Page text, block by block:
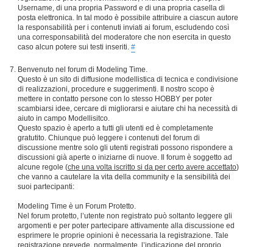
Username, di una propria Password e di una propria casella di
posta elettronica. In tal modo è possibile attribuire a ciascun autore
la responsabilità per i contenuti inviati ai forum, escludendo così
una corresponsabilità del moderatore che non esercita in questo
caso alcun potere sui testi inseriti. #
Benvenuto nel forum di Modeling Time.
Questo è un sito di diffusione modellistica di tecnica e condivisione
di realizzazioni, procedure e suggerimenti. Il nostro scopo è
mettere in contatto persone con lo stesso HOBBY per poter
scambiarsi idee, cercare di migliorarsi e aiutare chi ha necessità di
aiuto in campo Modellisitco.
Questo spazio è aperto a tutti gli utenti ed è completamente
gratutito. Chiunque può leggere i contenuti del forum di
discussione mentre solo gli utenti registrati possono rispondere a
discussioni già aperte o iniziarne di nuove. Il forum è soggetto ad
alcune regole (che una volta iscritto si da per certo avere accettato)
che vanno a cautelare la vita della community e la sensibilità dei
suoi partecipanti:
Modeling Time è un Forum Protetto.
Nel forum protetto, l’utente non registrato può soltanto leggere gli
argomenti e per poter partecipare attivamente alla discussione ed
esprimere le proprie opinioni è necessaria la registrazione. Tale
registrazione prevede, normalmente, l’indicazione del proprio